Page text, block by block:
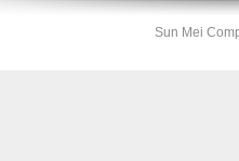
Sun Mei